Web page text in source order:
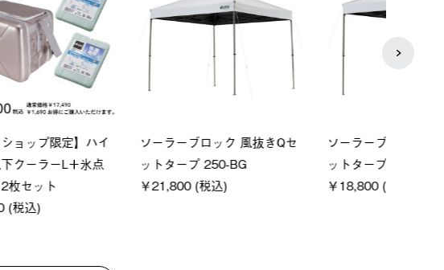
グランベーシック スペースベ
ース・オクタゴン-BJ
￥209,000 (税込)
Q-TOP ソーラーサンドブロッ
クサンシェード-BF
￥16,800 (税込)